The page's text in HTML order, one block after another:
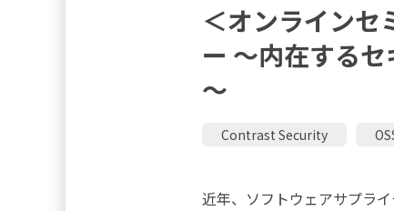
＜オンラインセ
ー ～内在する
～
Contrast Security
近年、ソフトウェアサプラ